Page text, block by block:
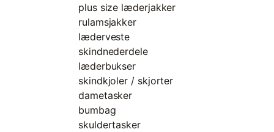
plus size læderjakker
rulamsjakker
læderveste
skindnederdele
læderbukser
skindkjoler / skjorter
dametasker
bumbag
skuldertasker